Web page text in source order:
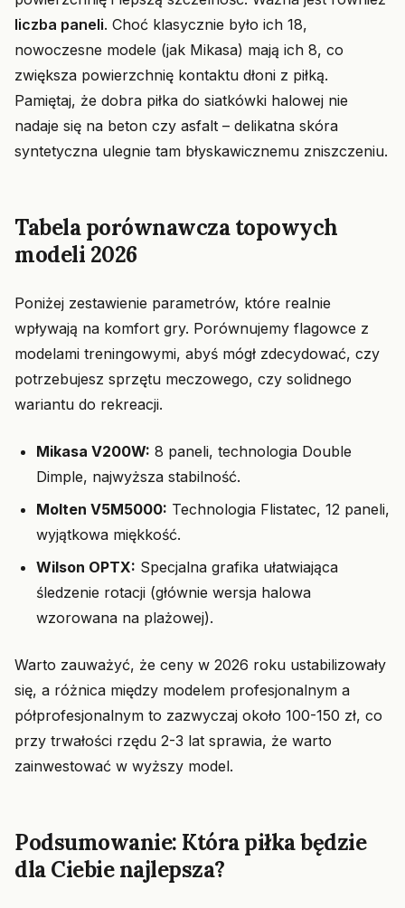
liczba paneli. Choć klasycznie było ich 18,
nowoczesne modele (jak Mikasa) mają ich 8, co
zwiększa powierzchnię kontaktu dłoni z piłką.
Pamiętaj, że dobra piłka do siatkówki halowej nie
nadaje się na beton czy asfalt – delikatna skóra
syntetyczna ulegnie tam błyskawicznemu zniszczeniu.
Tabela porównawcza topowych
modeli 2026
Poniżej zestawienie parametrów, które realnie
wpływają na komfort gry. Porównujemy flagowce z
modelami treningowymi, abyś mógł zdecydować, czy
potrzebujesz sprzętu meczowego, czy solidnego
wariantu do rekreacji.
Mikasa V200W: 8 paneli, technologia Double
Dimple, najwyższa stabilność.
Molten V5M5000: Technologia Flistatec, 12 paneli,
wyjątkowa miękkość.
Wilson OPTX: Specjalna grafika ułatwiająca
śledzenie rotacji (głównie wersja halowa
wzorowana na plażowej).
Warto zauważyć, że ceny w 2026 roku ustabilizowały
się, a różnica między modelem profesjonalnym a
półprofesjonalnym to zazwyczaj około 100-150 zł, co
przy trwałości rzędu 2-3 lat sprawia, że warto
zainwestować w wyższy model.
Podsumowanie: Która piłka będzie
dla Ciebie najlepsza?